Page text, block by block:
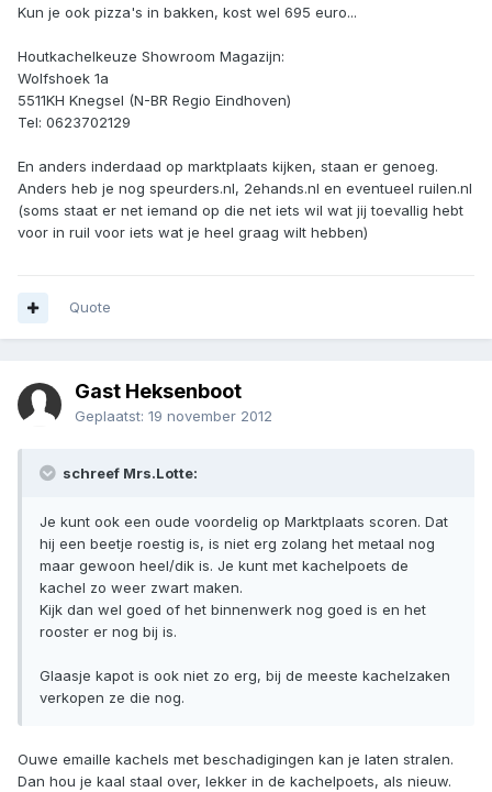
Kun je ook pizza's in bakken, kost wel 695 euro...
Houtkachelkeuze Showroom Magazijn:
Wolfshoek 1a
5511KH Knegsel (N-BR Regio Eindhoven)
Tel: 0623702129
En anders inderdaad op marktplaats kijken, staan er genoeg.
Anders heb je nog speurders.nl, 2ehands.nl en eventueel ruilen.nl
(soms staat er net iemand op die net iets wil wat jij toevallig hebt
voor in ruil voor iets wat je heel graag wilt hebben)
Quote
Gast Heksenboot
Geplaatst: 19 november 2012
schreef Mrs.Lotte:
Je kunt ook een oude voordelig op Marktplaats scoren. Dat
hij een beetje roestig is, is niet erg zolang het metaal nog
maar gewoon heel/dik is. Je kunt met kachelpoets de
kachel zo weer zwart maken.
Kijk dan wel goed of het binnenwerk nog goed is en het
rooster er nog bij is.
Glaasje kapot is ook niet zo erg, bij de meeste kachelzaken
verkopen ze die nog.
Ouwe emaille kachels met beschadigingen kan je laten stralen.
Dan hou je kaal staal over, lekker in de kachelpoets, als nieuw.